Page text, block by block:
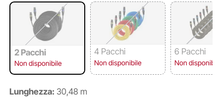
2 Pacchi
Non disponibile
4 Pacchi
Non disponibile
6 Pacchi
Non disponibile
Lunghezza: 30,48 m